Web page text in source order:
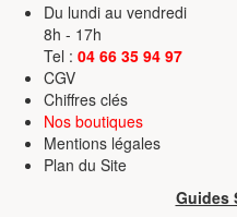
Du lundi au vendredi
8h - 17h
Tel : 04 66 35 94 97
CGV
Chiffres clés
Nos boutiques
Mentions légales
Plan du Site
Guides